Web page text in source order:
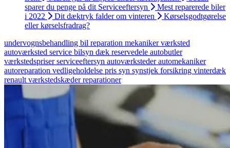
sparer du penge på dit Serviceeftersyn
Mest reparerede biler
i 2022
Dit dæktryk falder om vinteren
Kørselsgodtgørelse
eller kørselsfradrag?
undervognsbehandling bil reparation mekanikerværksted
autoværksted service bilsyn dæk reservedele autobutler
værkstedspriserserviceeftersyn autoværkstederautomekaniker
autoreparation vedligeholdelse pris syn synstjek forsikring vinterdæk
renault værkstedskæderreparationer